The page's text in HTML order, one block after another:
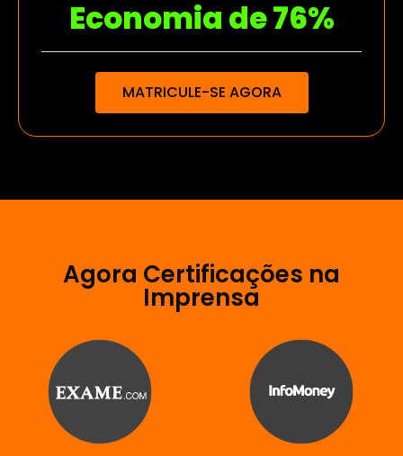
Economia de 76%
MATRICULE-SE AGORA
Agora Certificações na
Imprensa